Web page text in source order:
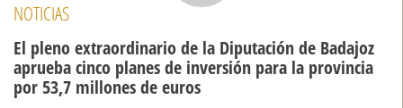
NOTICIAS
El pleno extraordinario de la Diputación de Badajoz
aprueba cinco planes de inversión para la provincia
por 53,7 millones de euros